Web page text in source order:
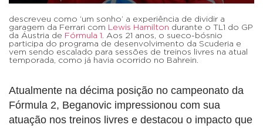
descreveu como ‘um sonho’ a experiência de dividir a
garagem da Ferrari com Lewis Hamilton durante o TL1 do GP
da Áustria de Fórmula 1 . Aos 21 anos, o sueco-bósnio
participa do programa de desenvolvimento da Scuderia e
vem sendo escalado para sessões de treinos livres na atual
temporada, como já havia ocorrido no Bahrein.
Atualmente na décima posição no campeonato da
Fórmula 2, Beganovic impressionou com sua
atuação nos treinos livres e destacou o impacto que